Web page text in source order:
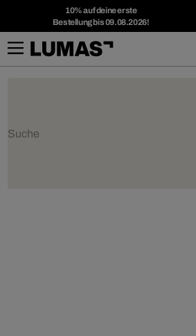
10% auf deine erste
Bestellung bis 09.08.2026!